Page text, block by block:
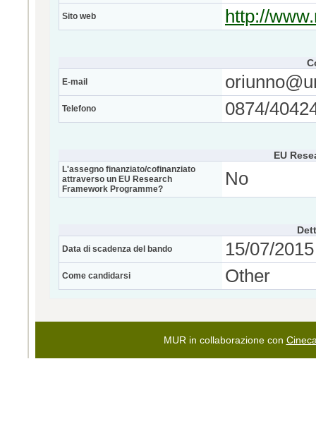
Sito web http://
E-mail
Telefono 0874/
EU
L'assegno finanziato/cofinanziato
attraverso un EU Research
Framework Programme?
No
Data di scadenza del bando 15/07/
Come candidarsi Other
MUR in collaborazione con